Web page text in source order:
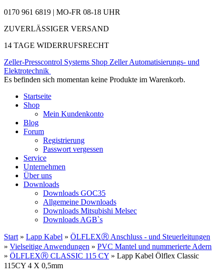
0170 961 6819 | MO-FR 08-18 UHR
ZUVERLÄSSIGER VERSAND
14 TAGE WIDERRUFSRECHT
Zeller-Presscontrol Systems Shop Zeller Automatisierungs- und
Elektrotechnik
Es befinden sich momentan keine Produkte im Warenkorb.
Startseite
Shop
Mein Kundenkonto
Blog
Forum
Registrierung
Passwort vergessen
Service
Unternehmen
Über uns
Downloads
Downloads GOC35
Allgemeine Downloads
Downloads Mitsubishi Melsec
Downloads AGB`s
Start » Lapp Kabel » ÖLFLEXⓇ Anschluss - und Steuerleitungen
» Vielseitige Anwendungen » PVC Mantel und nummerierte Adern
» ÖLFLEXⓇ CLASSIC 115 CY » Lapp Kabel Ölflex Classic
115CY 4 X 0,5mm